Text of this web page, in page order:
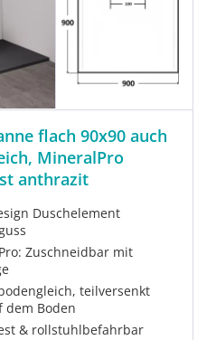
flach 90x90 auch
MineralPro
anthrazit
Duschelement
Zuschneidbar mit
teilversenkt
dem Boden
& rollstuhlbefahrbar